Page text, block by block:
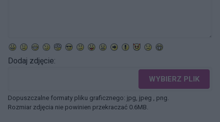
Dodaj zdjęcie:
WYBIERZ PLIK
Dopuszczalne formaty pliku graficznego: jpg, jpeg , png.
Rozmiar zdjęcia nie powinien przekraczać 0.6MB.